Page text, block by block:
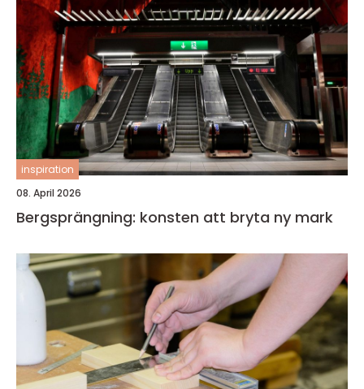
inspiration
08. April 2026
Bergsprängning: konsten att bryta ny mark